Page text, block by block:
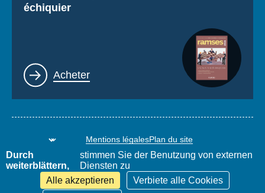
échiquier
Lien
Acheter
Mentions légalesPlan du site
www.thierrydemontbrial.com
World Policy Conference
Blog Politique étrangère
Durch
weiterblättern,
stimmen Sie der Benutzung von externen
Diensten zu
Alle akzeptieren
Verbiete alle Cookies